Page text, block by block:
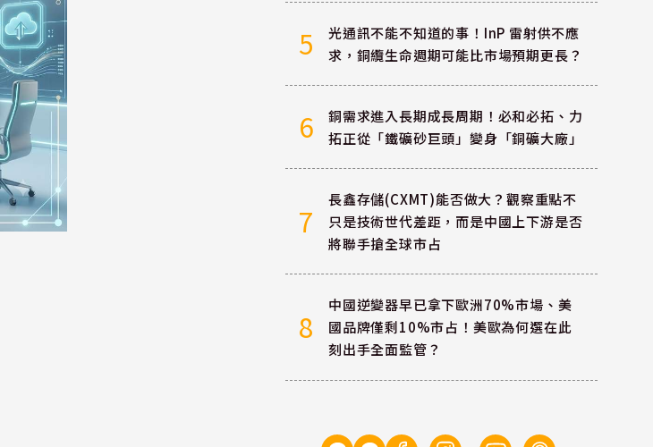
5
光通訊不能不知道的事！InP 雷射供不應
求，銅纜生命週期可能比市場預期更長？
6
銅需求進入長期成長周期！必和必拓、力
拓正從「鐵礦砂巨頭」變身「銅礦大廠」
7
長鑫存儲(CXMT)能否做大？觀察重點不
只是技術世代差距，而是中國上下游是否
將聯手搶全球市占
8
中國逆變器早已拿下歐洲70%市場、美
國品牌僅剩10%市占！美歐為何選在此
刻出手全面監管？